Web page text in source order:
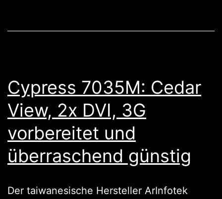
Cypress 7035M: Cedar
View, 2x DVI, 3G
vorbereitet und
überraschend günstig
Der taiwanesische Hersteller ArInfotek